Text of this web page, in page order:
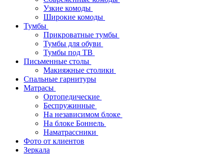
Узкие комоды
Широкие комоды
Тумбы
Прикроватные тумбы
Тумбы для обуви
Тумбы под ТВ
Письменные столы
Макияжные столики
Спальные гарнитуры
Матрасы
Ортопедические
Беспружинные
На независимом блоке
На блоке Боннель
Наматрассники
Фото от клиентов
Зеркала